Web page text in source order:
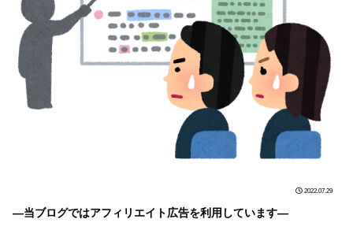
2022.07.29
―当ブログではアフィリエイト広告を利用しています―